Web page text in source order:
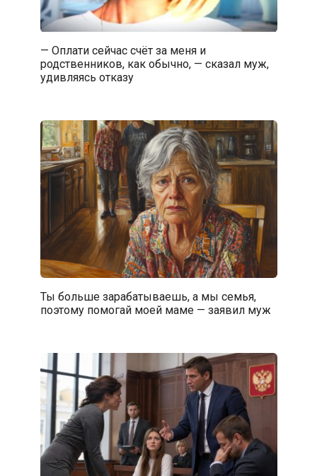
— Оплати сейчас счёт за меня и
родственников, как обычно, — сказал муж,
удивляясь отказу
Ты больше зарабатываешь, а мы семья,
поэтому помогай моей маме — заявил муж